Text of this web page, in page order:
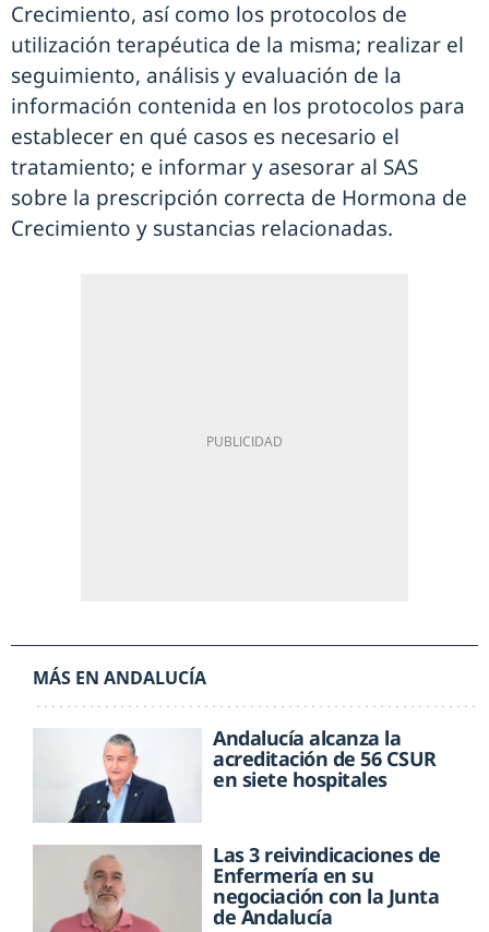
Crecimiento, así como los protocolos de
utilización terapéutica de la misma; realizar el
seguimiento, análisis y evaluación de la
información contenida en los protocolos para
establecer en qué casos es necesario el
tratamiento; e informar y asesorar al SAS
sobre la prescripción correcta de Hormona de
Crecimiento y sustancias relacionadas.
MÁS EN ANDALUCÍA
Andalucía alcanza la
acreditación de 56 CSUR
en siete hospitales
Las 3 reivindicaciones de
Enfermería en su
negociación con la Junta
de Andalucía